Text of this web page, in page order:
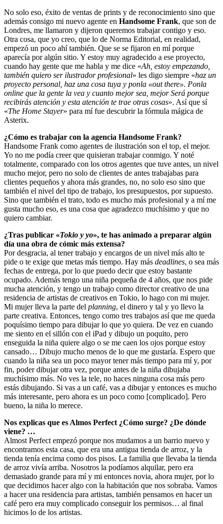
No solo eso, éxito de ventas de prints y de reconocimiento sino que
además consigo mi nuevo agente en Handsome Frank, que son de
Londres, me llamaron y dijeron queremos trabajar contigo y eso.
Otra cosa, que yo creo, que lo de Norma Editorial, en realidad,
empezó un poco ahí también. Que se se fijaron en mí porque
aparecía por algún sitio. Y estoy muy agradecido a ese proyecto,
cuando hay gente que me habla y me dice «Ah, estoy empezando,
también quiero ser ilustrador profesional» les digo siempre «haz un
proyecto personal, haz una cosa tuya y ponla «out there». Ponla
online que la gente la vea y cuanto mejor sea, mejor Será porque
recibirás atención y esta atención te trae otras cosas». Así que sí
«The Home Stayer» para mí fue descubrir la fórmula mágica de
Asterix.
¿Cómo es trabajar con la agencia Handsome Frank?
Handsome Frank como agentes de ilustración son el top, el mejor.
Yo no me podía creer que quisieran trabajar conmigo. Y noté
totalmente, comparado con los otros agentes que tuve antes, un nivel
mucho mejor, pero no solo de clientes de antes trabajabas para
clientes pequeños y ahora más grandes, no, no solo eso sino que
también el nivel del tipo de trabajo, los presupuestos, por supuesto.
Sino que también el trato, todo es mucho más profesional y a mí me
gusta mucho eso, es una cosa que agradezco muchísimo y que no
quiero cambiar.
¿Tras publicar «Tokio y yo», te has animado a preparar algún
día una obra de cómic más extensa?
Por desgracia, al tener trabajo y encargos de un nivel más alto te
pide o te exige que metas más tiempo. Hay más deadlines, o sea más
fechas de entrega, por lo que puedo decir que estoy bastante
ocupado. Además tengo una niña pequeña de 4 años, que nos pide
mucha atención, y tengo un trabajo como director creativo de una
residencia de artistas de creativos en Tokio, lo hago con mi mujer.
Mi mujer lleva la parte del planning, el dinero y tal y yo llevo la
parte creativa. Entonces, tengo como tres trabajos así que me queda
poquísimo tiempo para dibujar lo que yo quiera. De vez en cuando
me siento en el sillón con el iPad y dibujo un poquito, pero
enseguida la niña quiere algo o se me caen los ojos porque estoy
cansado… Dibujo mucho menos de lo que me gustaría. Espero que
cuando la niña sea un poco mayor tener más tiempo para mí y, por
fin, poder dibujar otra vez, porque antes de la niña dibujaba
muchísimo más. No ves la tele, no haces ninguna cosa más pero
estás dibujando. Si vas a un café, vas a dibujar y entonces es mucho
más interesante, pero ahora es un poco como [complicado]. Pero
bueno, la niña lo merece.
Nos explicas que es Almos Perfect ¿Cómo surge? ¿De dónde
viene? …
Almost Perfect empezó porque nos mudamos a un barrio nuevo y
encontramos esta casa, que era una antigua tienda de arroz, y la
tienda tenía encima como dos pisos. La familia que llevaba la tienda
de arroz vivía arriba. Nosotros la podíamos alquilar, pero era
demasiado grande para mí y mi entonces novia, ahora mujer, por lo
que decidimos hacer algo con la habitación que nos sobraba. Vamos
a hacer una residencia para artistas, también pensamos en hacer un
café pero era muy complicado conseguir los permisos… al final
hicimos lo de los artistas.